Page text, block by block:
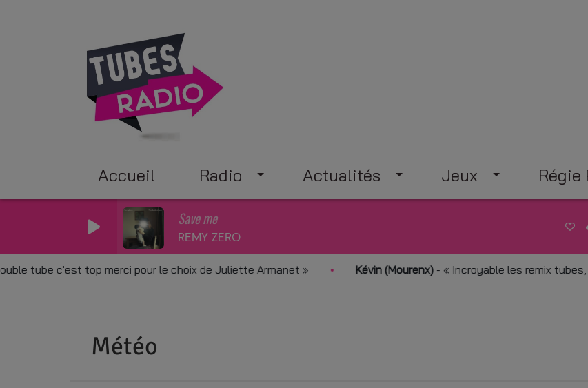
Accueil Radio Actualités Jeux
Save me
REMY ZERO
top merci pour le choix de Juliette Armanet Kévin (Mourenx)- Incroyable les remix tubes, truc de
Météo